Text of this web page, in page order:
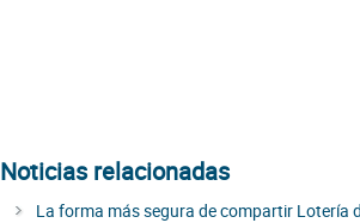
Noticias relacionadas
La forma más segura de compartir Lotería